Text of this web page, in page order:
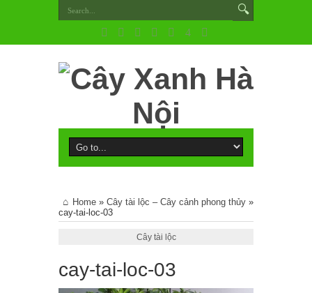
Home » Cây tài lộc – Cây cảnh phong thủy »
cay-tai-loc-03
Cây tài lộc
cay-tai-loc-03